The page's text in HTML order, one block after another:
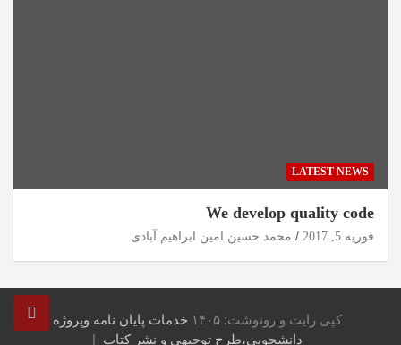
LATEST NEWS
We develop quality code
فوریه 5, 2017 محمد حسین امین ابراهیم آبادی
کپی رایت و رونوشت: ۱۴۰۵
خدمات پایان نامه وپروژه
دانشجویی،طرح توجیهی و نشر کتاب